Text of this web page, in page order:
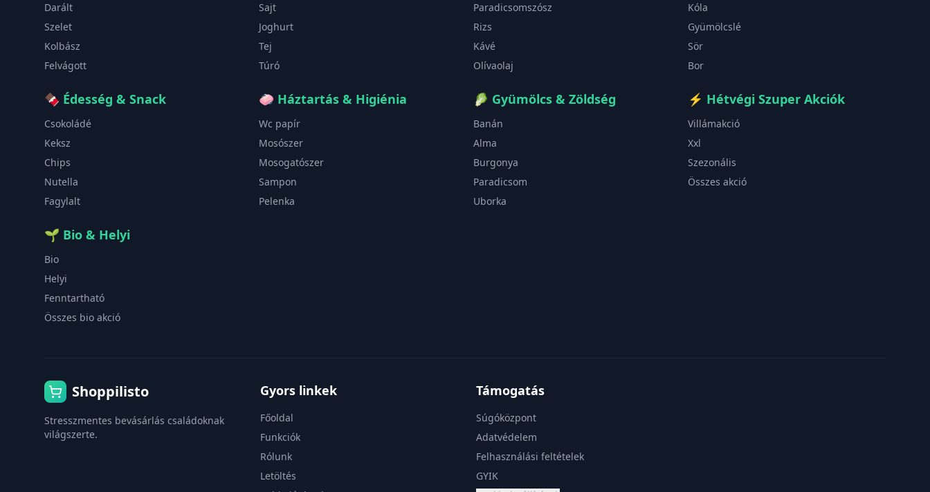
Darált
Szelet
Kolbász
Felvágott
Sajt
Joghurt
Tej
Túró
Paradicsomszósz
Rizs
Kávé
Olívaolaj
Kóla
Gyümölcslé
Sör
Bor
🍫 Édesség & Snack
Csokoládé
Keksz
Chips
Nutella
Fagylalt
🧼 Háztartás & Higiénia
Wc papír
Mosószer
Mosogatószer
Sampon
Pelenka
🥬 Gyümölcs & Zöldség
Banán
Alma
Burgonya
Paradicsom
Uborka
⚡ Hétvégi Szuper Akciók
Villámakció
Xxl
Szezonális
Összes akció
🌱 Bio & Helyi
Bio
Helyi
Fenntartható
Összes bio akció
Shoppilisto
Stresszmentes bevásárlás családoknak
világszerte.
Gyors linkek
Főoldal
Funkciók
Rólunk
Letöltés
Támogatás
Súgóközpont
Adatvédelem
Felhasználási feltételek
GYIK